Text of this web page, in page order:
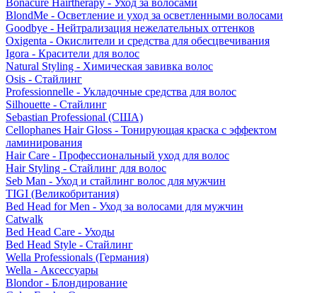
Bonacure Hairtherapy - Уход за волосами
BlondMe - Осветление и уход за осветленными волосами
Goodbye - Нейтрализация нежелательных оттенков
Oxigenta - Окислители и средства для обесцвечивания
Igora - Красители для волос
Natural Styling - Химическая завивка волос
Osis - Стайлинг
Professionnelle - Укладочные средства для волос
Silhouette - Стайлинг
Sebastian Professional (США)
Cellophanes Hair Gloss - Тонирующая краска с эффектом
ламинирования
Hair Care - Профессиональный уход для волос
Hair Styling - Стайлинг для волос
Seb Man - Уход и стайлинг волос для мужчин
TIGI (Великобритания)
Bed Head for Men - Уход за волосами для мужчин
Catwalk
Bed Head Care - Уходы
Bed Head Style - Стайлинг
Wella Professionals (Германия)
Wella - Аксессуары
Blondor - Блондирование